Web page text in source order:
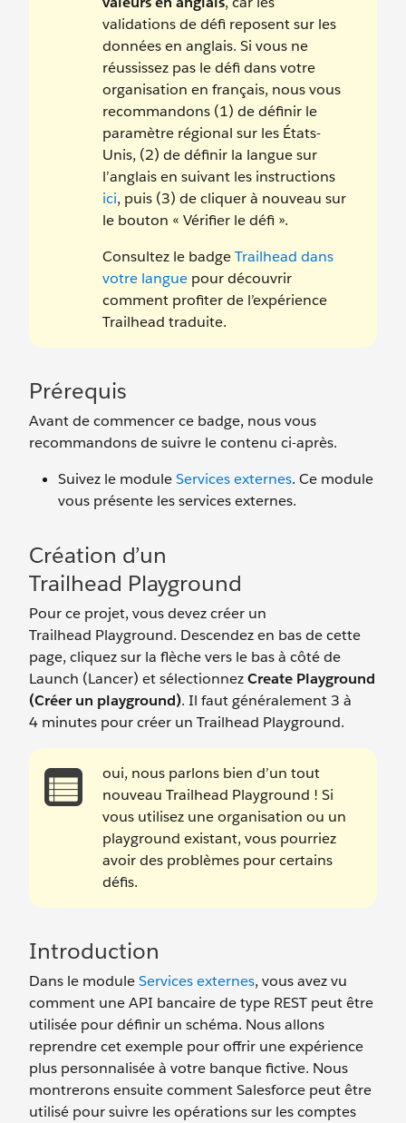
validations de défi reposent sur les
données en anglais. Si vous ne
réussissez pas le défi dans votre
organisation en français, nous vous
recommandons (1) de définir le
paramètre régional sur les États-
Unis, (2) de définir la langue sur
l’anglais en suivant les instructions
ici, puis (3) de cliquer à nouveau sur
le bouton « Vérifier le défi ».
Consultez le badgeTrailhead dans
votre langue pour découvrir
comment profiter de l’expérience
Trailhead traduite.
Prérequis
Avant de commencer ce badge, nous vous
recommandons de suivre le contenu ci-après.
Suivez le moduleServices externes. Ce module
vous présente les services externes.
Création d’un
Trailhead Playground
Pour ce projet, vous devez créer un
Trailhead Playground. Descendez en bas de cette
page, cliquez sur la flèche vers le bas à côté de
Launch (Lancer) et sélectionnezCreate Playground
(Créer un playground). Il faut généralement 3 à
4 minutes pour créer un Trailhead Playground.
oui, nous parlons bien d’un tout
nouveau Trailhead Playground ! Si
vous utilisez une organisation ou un
playground existant, vous pourriez
avoir des problèmes pour certains
défis.
Introduction
Dans le moduleServices externes, vous avez vu
comment une API bancaire de type REST peut être
utilisée pour définir un schéma. Nous allons
reprendre cet exemple pour offrir une expérience
plus personnalisée à votre banque fictive. Nous
montrerons ensuite comment Salesforce peut être
utilisé pour suivre les opérations sur les comptes